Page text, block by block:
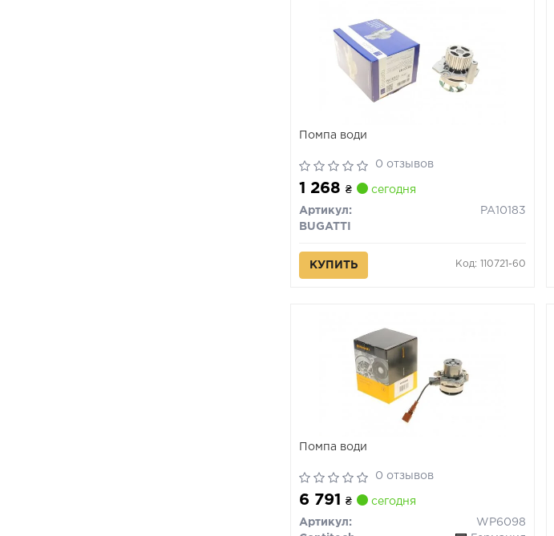
Помпа води
0 отзывов
1 268 ₴ сегодня
Артикул:
PA10183
BUGATTI
КУПИТЬ Код: 110721-60
Помпа води
0 отзывов
6 791 ₴ сегодня
Артикул:
WP6098